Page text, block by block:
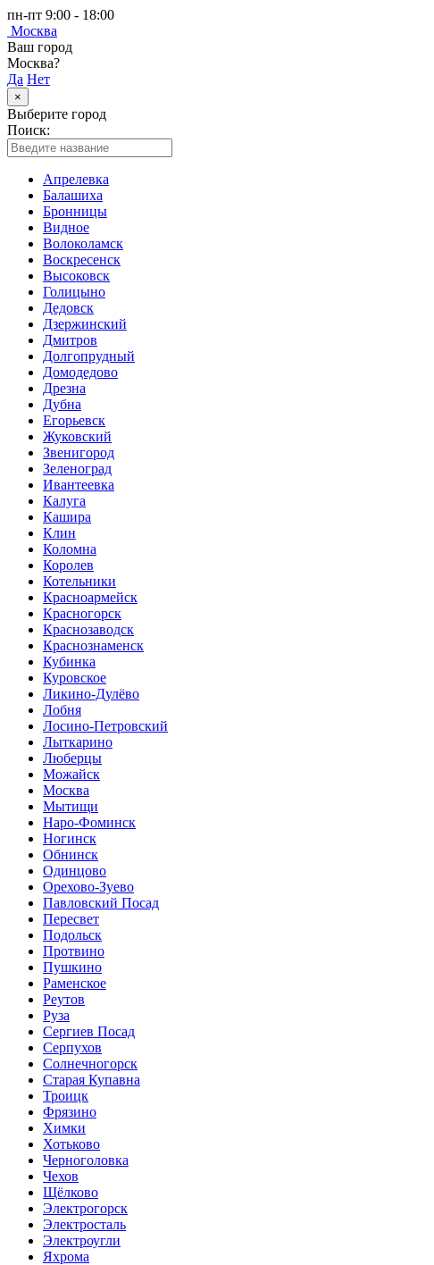
пн-пт 9:00 - 18:00
Москва
Ваш город
Москва?
Да Нет
×
Выберите город
Поиск:
Апрелевка
Балашиха
Бронницы
Видное
Волоколамск
Воскресенск
Высоковск
Голицыно
Дедовск
Дзержинский
Дмитров
Долгопрудный
Домодедово
Дрезна
Дубна
Егорьевск
Жуковский
Звенигород
Зеленоград
Ивантеевка
Калуга
Кашира
Клин
Коломна
Королев
Котельники
Красноармейск
Красногорск
Краснозаводск
Краснознаменск
Кубинка
Куровское
Ликино-Дулёво
Лобня
Лосино-Петровский
Лыткарино
Люберцы
Можайск
Москва
Мытищи
Наро-Фоминск
Ногинск
Обнинск
Одинцово
Орехово-Зуево
Павловский Посад
Пересвет
Подольск
Протвино
Пушкино
Раменское
Реутов
Руза
Сергиев Посад
Серпухов
Солнечногорск
Старая Купавна
Троицк
Фрязино
Химки
Хотьково
Черноголовка
Чехов
Щёлково
Электрогорск
Электросталь
Электроугли
Яхрома